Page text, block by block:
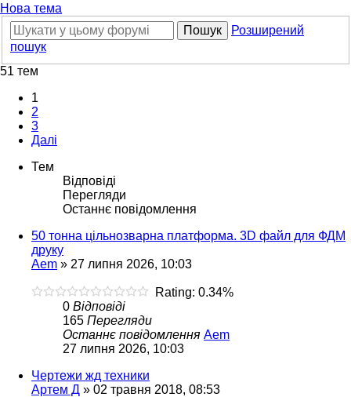
Нова тема
Пошук
Розширений
пошук
51 тем
1
2
3
Далі
Тем
Відповіді
Перегляди
Останнє повідомлення
50 тонна цільнозварна платформа. 3D файл для ФДМ
друку
Aem » 27 липня 2026, 10:03
Rating: 0.34%
0 Відповіді
165 Перегляди
Останнє повідомлення Aem
27 липня 2026, 10:03
Чертежи жд техники
Артем Д » 02 травня 2018, 08:53